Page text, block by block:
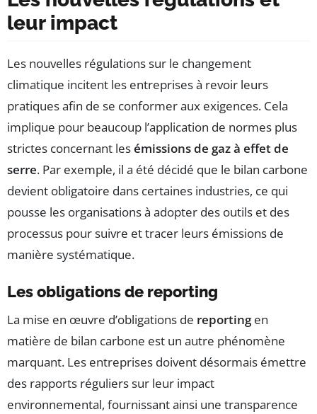
leur impact
Les nouvelles régulations sur le changement
climatique incitent les entreprises à revoir leurs
pratiques afin de se conformer aux exigences. Cela
implique pour beaucoup l’application de normes plus
strictes concernant lesémissions de gaz à effet de
serre. Par exemple, il a été décidé que le bilan carbone
devient obligatoire dans certaines industries, ce qui
pousse les organisations à adopter des outils et des
processus pour suivre et tracer leurs émissions de
manière systématique.
Les obligations de reporting
La mise en œuvre d’obligations de reportingen
matière de bilan carbone est un autre phénomène
marquant. Les entreprises doivent désormais émettre
des rapports réguliers sur leur impact
environnemental, fournissant ainsi une transparence